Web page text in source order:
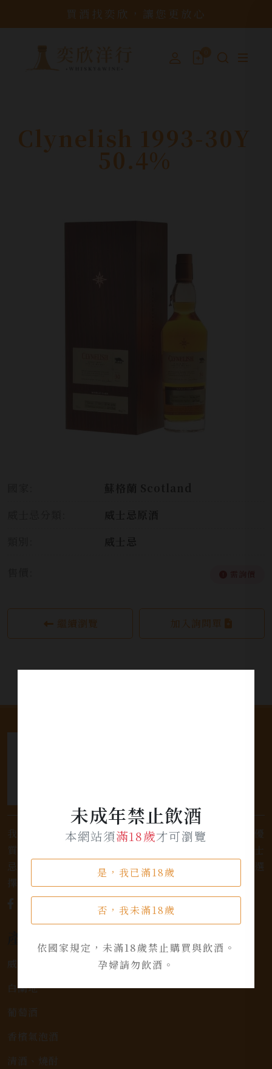
未成年禁止飲酒
本網站須滿18歲才可瀏覽
是，我已滿18歲
否，我未滿18歲
依國家規定，未滿18歲禁止購買與飲酒。
孕婦請勿飲酒。
買酒找奕欣，讓您更放心
Clynelish 1993-30Y
50.4%
繼續瀏覽 加入詢問單
我們是專業銷售威士忌及各式酒類的店家，為您提供優
質的選擇和卓越的服務。不論您是熱愛品味經典的威士
忌，或者尋求一款特殊的葡萄酒，我們都有廣泛的選
擇，滿足您的個人口味和喜好。
產品類別
威士忌
白蘭地
葡萄酒
香檳氣泡酒
清酒、燒酎